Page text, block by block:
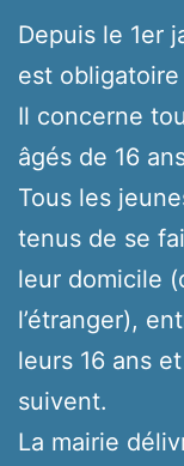
Depuis le 1er
est
Il concerne
âgés de 16
Tous les
tenus de se
leur domicile
l’étranger),
leurs 16 ans
suivent.
La mairie